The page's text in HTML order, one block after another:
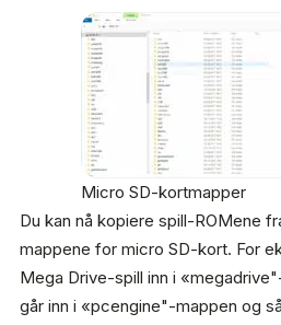
Micro SD-kortmapper
Du kan nå kopiere spill-ROMene
mappene for micro SD-kort. For
Mega Drive-spill inn i
går inn i «pcengine"-mappen og